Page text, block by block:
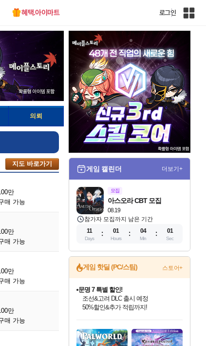
혜택.아이마트 로그인
인
의뢰
지도 바로가기
만
매 가능
만
매 가능
만
매 가능
만
매 가능
게임 캘린더 더보기+
모집
08.19
아스오라 CBT 모집
참가자 모집까지 남은 기간
11
Days
01
Hours
04
Min
00
Sec
게임 핫딜 (PC/스팀) 스토어+
최대 90% 할인가를 만나보세요!
네이버혜택과 함께 만나보세요!
문명 7 특별 할인!
조선&고려 DLC 출시 예정
50%할인&추가 적립까지!
네이버 포인트 혜택까지!
이니&베니 혜택까지!
네이버 혜택가와 함께 예약하세요!
할인&네이버혜택으로 만나보세요!
네이버페이 혜택과 만나보세요!
40주년 프로모션으로 만나보세요!
할인가에 만나보세요!
일부 에디션 상시 할인!
혜택으로 예약 판매 중
편안하게 충전하세요